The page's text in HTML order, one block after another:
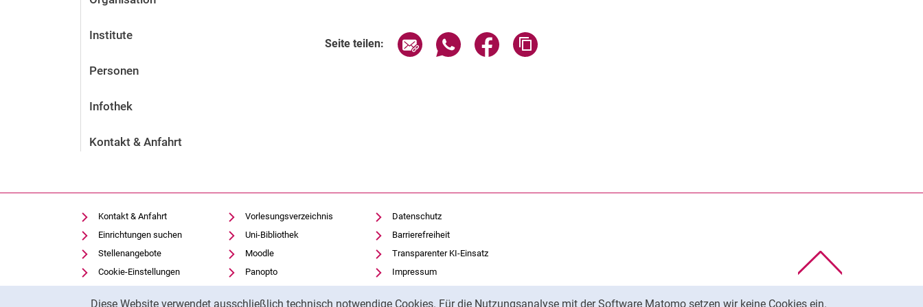
Diese Website verwendet ausschließlich technisch notwendige Cookies. Für die Nutzungsanalyse mit der Software Matomo setzen wir keine Cookies ein.
Institute
Personen
Infothek
Kontakt & Anfahrt
Seite teilen: Seite über E-Mail teilen
Seite über WhatsApp teilen (externer Link, öffnet neues Fenster)
Seite über Facebook teilen (externer Link, öffnet neues Fenster)
Kontakt & Anfahrt
Einrichtungen suchen
Stellenangebote
Cookie-Einstellungen
Vorlesungsverzeichnis
Uni-Bibliothek
Moodle
Panopto
Datenschutz
Barrierefreiheit
Transparenter KI-Einsatz
Impressum